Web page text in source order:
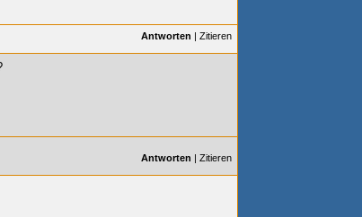
Antworten | Zitieren
Antworten | Zitieren